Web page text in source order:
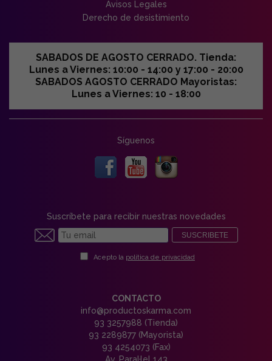
Avisos Legales
Derecho de desistimiento
SABADOS DE AGOSTO CERRADO. Tienda:
Lunes a Viernes: 10:00 - 14:00 y 17:00 - 20:00
SABADOS AGOSTO CERRADO Mayoristas:
Lunes a Viernes: 10 - 18:00
Síguenos
Suscríbete para recibir nuestras novedades
SUSCRIBETE
Acepto la política de privacidad
CONTACTO
info@productoskarma.com
93 3257988 (Tienda)
93 2289877 (Mayorista)
93 4254073 (Fax)
Av. Paral·lel 143